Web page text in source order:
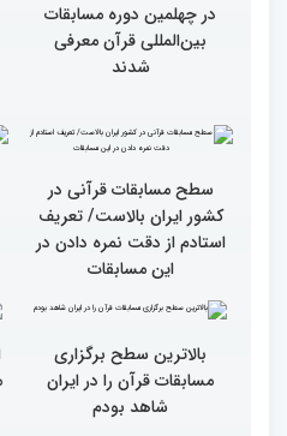
گزارش تصویری چهارمین
بین‌المللی قرآن کریم(بخش
اول)
قاریان و حافظان فینالیست‌
در چهلمین دوره مسابقات
بین‌المللی قرآن معرفی